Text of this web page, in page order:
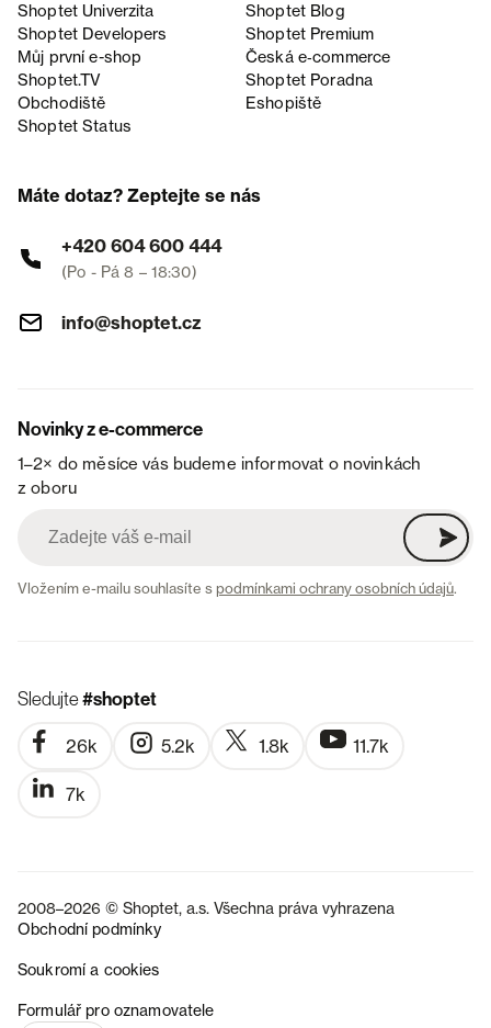
Shoptet Univerzita
Shoptet Blog
Shoptet Developers
Shoptet Premium
Můj první e-shop
Česká e‑commerce
Shoptet.TV
Shoptet Poradna
Obchodiště
Eshopiště
Shoptet Status
Máte dotaz? Zeptejte se nás
+420 604 600 444
(Po - Pá 8 – 18:30)
info@shoptet.cz
Novinky z e-commerce
1–2× do měsíce vás budeme informovat o novinkách
z oboru
Vložením e-mailu souhlasíte spodmínkami ochrany osobních údajů.
Sledujte#shoptet
26k 5.2k 1.8k 11.7k
7k
2008–2026 © Shoptet, a.s. Všechna práva vyhrazena
Obchodní podmínky
Soukromí a cookies
Formulář pro oznamovatele